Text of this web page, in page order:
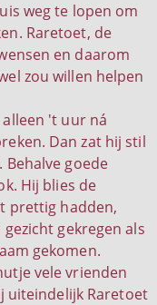
weg te lopen om
Raretoet, de
en daarom
zou willen helpen
't uur ná
Dan zat hij stil
goede
Hij blies de
prettig hadden,
gekregen als
gekomen.
vele vrienden
uiteindelijk Raretoet